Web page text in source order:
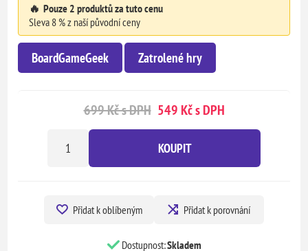
🔥 Pouze 2 produktů za tuto cenu
Sleva 8 % z naší původní ceny
BoardGameGeek Zatrolené hry
699 Kč s DPH 549 Kč s DPH
KOUPIT
Přidat k oblíbeným Přidat k porovnání
Dostupnost:Skladem